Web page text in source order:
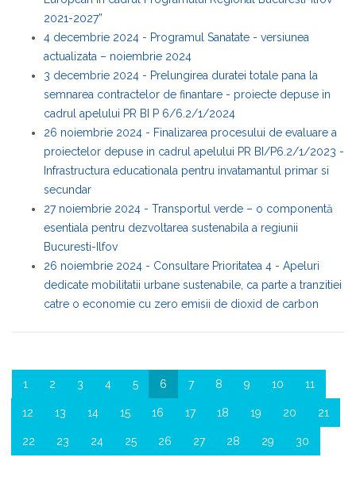
2021-2027”
4 decembrie 2024 - Programul Sanatate - versiunea
actualizata – noiembrie 2024
3 decembrie 2024 - Prelungirea duratei totale pana la
semnarea contractelor de finantare - proiecte depuse in
cadrul apelului PR BI P 6/6.2/1/2024
26 noiembrie 2024 - Finalizarea procesului de evaluare a
proiectelor depuse in cadrul apelului PR BI/P6.2/1/2023 -
Infrastructura educationala pentru invatamantul primar si
secundar
27 noiembrie 2024 - Transportul verde – o componentă
esentiala pentru dezvoltarea sustenabila a regiunii
Bucuresti-Ilfov
26 noiembrie 2024 - Consultare Prioritatea 4 - Apeluri
dedicate mobilitatii urbane sustenabile, ca parte a tranzitiei
catre o economie cu zero emisii de dioxid de carbon
1 2 3 4 5 6 7 8 9 10 11
12 13 14 15 16 17 18 19 20 21
22 23 24 25 26 27 28 29 30